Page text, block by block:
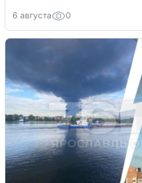
6 августа 0